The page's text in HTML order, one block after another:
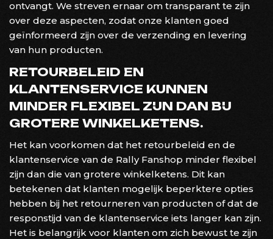
ontvangt. We streven ernaar om transparant te zijn
over deze aspecten, zodat onze klanten goed
geïnformeerd zijn over de verzending en levering
van hun producten.
RETOURBELEID EN
KLANTENSERVICE KUNNEN
MINDER FLEXIBEL ZIJN DAN BIJ
GROTERE WINKELKETENS.
Het kan voorkomen dat het retourbeleid en de
klantenservice van de Rally Fanshop minder flexibel
zijn dan die van grotere winkelketens. Dit kan
betekenen dat klanten mogelijk beperktere opties
hebben bij het retourneren van producten of dat de
responstijd van de klantenservice iets langer kan zijn.
Het is belangrijk voor klanten om zich bewust te zijn